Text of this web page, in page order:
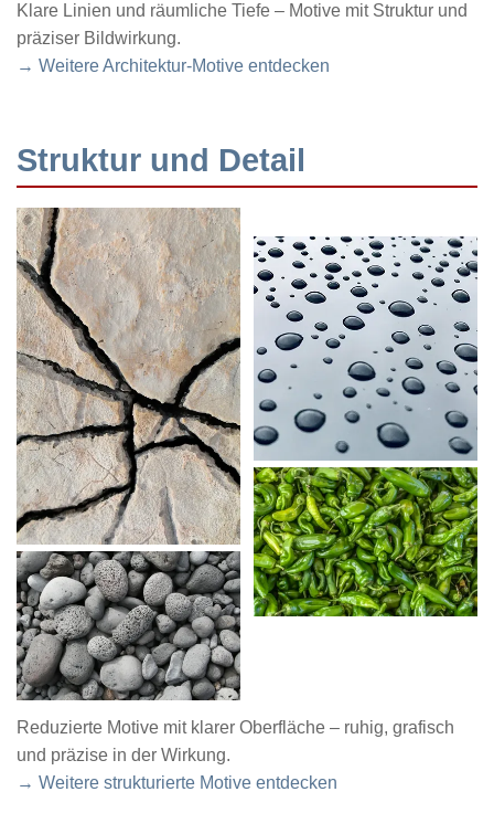
Klare Linien und räumliche Tiefe – Motive mit Struktur und
präziser Bildwirkung.
→ Weitere Architektur-Motive entdecken
Struktur und Detail
Reduzierte Motive mit klarer Oberfläche – ruhig, grafisch
und präzise in der Wirkung.
→ Weitere strukturierte Motive entdecken